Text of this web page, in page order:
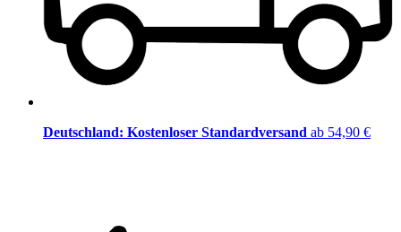
Deutschland: Kostenloser Standardversand ab 54,90 €